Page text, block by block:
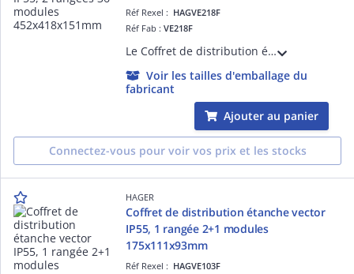
Réf Rexel : HAGVE218F
Réf Fab :VE218F
Le Coffret de distribution étanche vector Hager, avec ses 2 rangées de 18 modules, est idéal pour les installations en saillie, IP55 ou IP65. Ce coffret offre une solution fiable et durable pour la distribution électrique.
Voir les tailles d'emballage du
fabricant
Ajouter au panier
Connectez-vous pour voir vos prix et les stocks
HAGER
Coffret de distribution étanche vector
IP55, 1 rangée 2+1 modules
175x111x93mm
Réf Rexel : HAGVE103F